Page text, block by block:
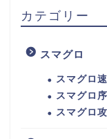
カテゴリー
スマグロ
スマグロ
スマグロ
スマグロ